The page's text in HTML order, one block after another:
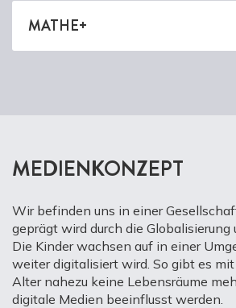
MATHE+
MEDIENKONZEPT
Wir befinden uns in einer
geprägt wird durch die Globalisierung
Die Kinder wachsen auf in einer
weiter digitalisiert wird. So gibt es
Alter nahezu keine Lebensräume
digitale Medien beeinflusst werden.